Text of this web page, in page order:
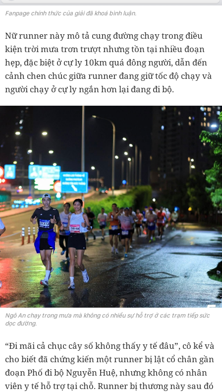
Fanpage chính thức của giải đã khoá bình luận.
Nữ runner này mô tả cung đường chạy trong điều
kiện trời mưa trơn trượt nhưng tồn tại nhiều đoạn
hẹp, đặc biệt ở cự ly 10km quá đông người, dẫn đến
cảnh chen chúc giữa runner đang giữ tốc độ chạy và
người chạy ở cự ly ngắn hơn lại đang đi bộ.
Ngô An chạy trong mưa mà không có nhiều sự hỗ trợ ở các trạm tiếp sức
dọc đường.
“Đi mãi cả chục cây số không thấy y tế đâu”, cô kể và
cho biết đã chứng kiến một runner bị lật cổ chân gần
đoạn Phố đi bộ Nguyễn Huệ, nhưng không có nhân
viên y tế hỗ trợ tại chỗ. Runner bị thương này sau đó